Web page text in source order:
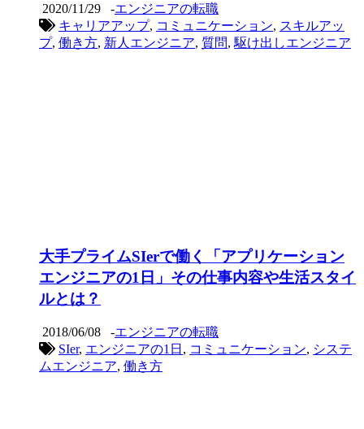
2020/11/29 -エンジニアの転職
キャリアアップ, コミュニケーション, スキルアッ
プ, 働き方, 新人エンジニア, 質問, 駆け出しエンジニア
大手プライムSIerで働く「アプリケーション
エンジニアの1日」その仕事内容や生活スタイ
ルとは？
2018/06/08 -エンジニアの転職
SIer, エンジニアの1日 , コミュニケーション, システ
ムエンジニア, 働き方